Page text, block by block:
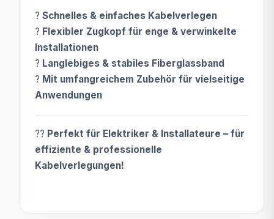
? Schnelles & einfaches Kabelverlegen
? Flexibler Zugkopf für enge & verwinkelte
Installationen
? Langlebiges & stabiles Fiberglassband
? Mit umfangreichem Zubehör für vielseitige
Anwendungen
?? Perfekt für Elektriker & Installateure – für
effiziente & professionelle
Kabelverlegungen!